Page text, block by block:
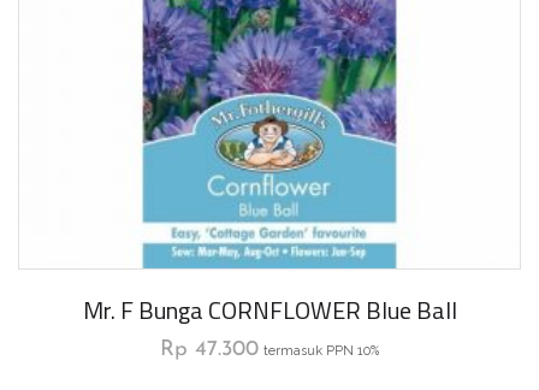
Mr. F Bunga CORNFLOWER Blue Ball
Rp 47.300 termasuk PPN 10%